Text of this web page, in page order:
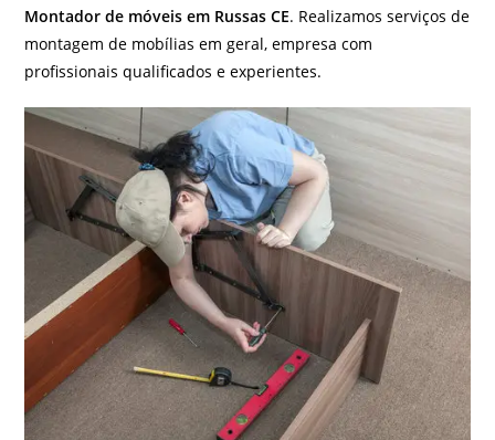
Montador de móveis em Russas CE. Realizamos serviços de
montagem de mobílias em geral, empresa com
profissionais qualificados e experientes.